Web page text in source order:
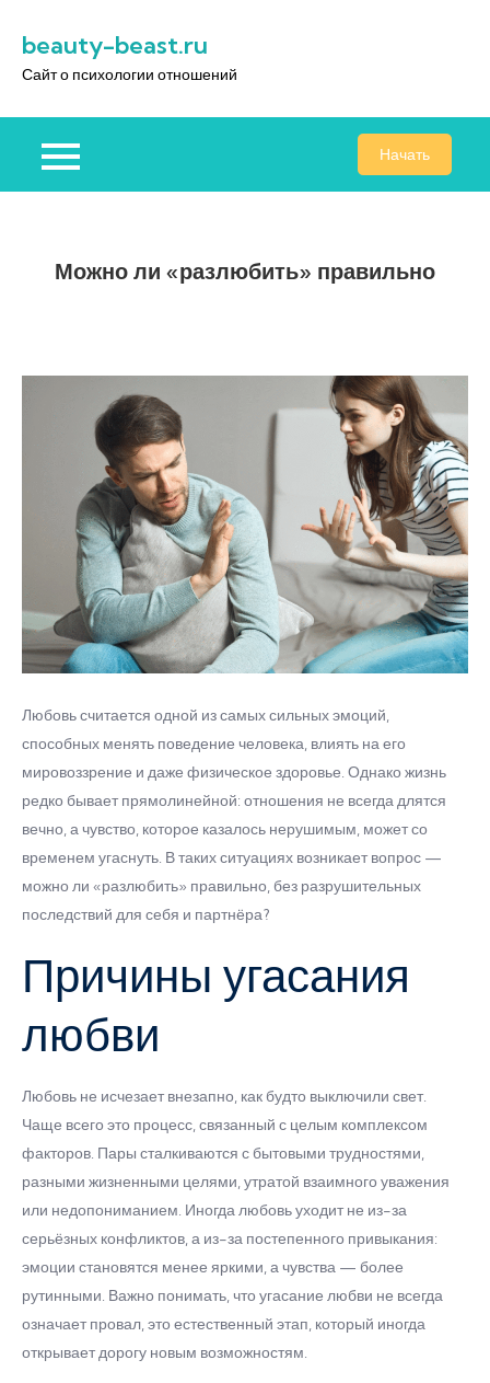
содержимому
beauty-beast.ru
Сайт о психологии отношений
Начать
Можно ли «разлюбить» правильно
Любовь считается одной из самых сильных эмоций,
способных менять поведение человека, влиять на его
мировоззрение и даже физическое здоровье. Однако жизнь
редко бывает прямолинейной: отношения не всегда длятся
вечно, а чувство, которое казалось нерушимым, может со
временем угаснуть. В таких ситуациях возникает вопрос —
можно ли «разлюбить» правильно, без разрушительных
последствий для себя и партнёра?
Причины угасания
любви
Любовь не исчезает внезапно, как будто выключили свет.
Чаще всего это процесс, связанный с целым комплексом
факторов. Пары сталкиваются с бытовыми трудностями,
разными жизненными целями, утратой взаимного уважения
или недопониманием. Иногда любовь уходит не из-за
серьёзных конфликтов, а из-за постепенного привыкания:
эмоции становятся менее яркими, а чувства — более
рутинными. Важно понимать, что угасание любви не всегда
означает провал, это естественный этап, который иногда
открывает дорогу новым возможностям.